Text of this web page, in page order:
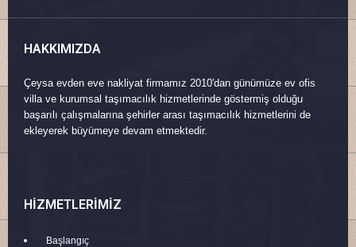
HAKKIMIZDA
Çeysa evden eve nakliyat firmamız 2010'dan günümüze ev ofis
villa ve kurumsal taşımacılık hizmetlerinde göstermiş olduğu
başarılı çalışmalarına şehirler arası taşımacılık hizmetlerini de
ekleyerek büyümeye devam etmektedir.
HIZMETLERIMIZ
Başlangıç